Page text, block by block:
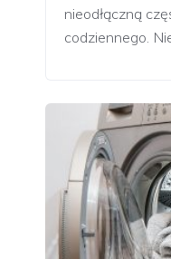
nieodłączną
codziennego.